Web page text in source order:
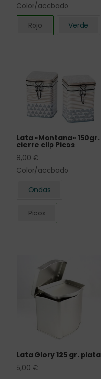
Color/acabado
Rojo
Verde
Lata «Montana» 150gr.
cierre clip Picos
8,00 €
Color/acabado
Ondas
Picos
Lata Glory 125 gr. plata
5,00 €